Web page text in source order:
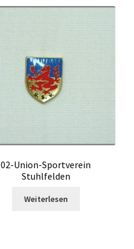
02-Union-Sportverein
Stuhlfelden
Weiterlesen